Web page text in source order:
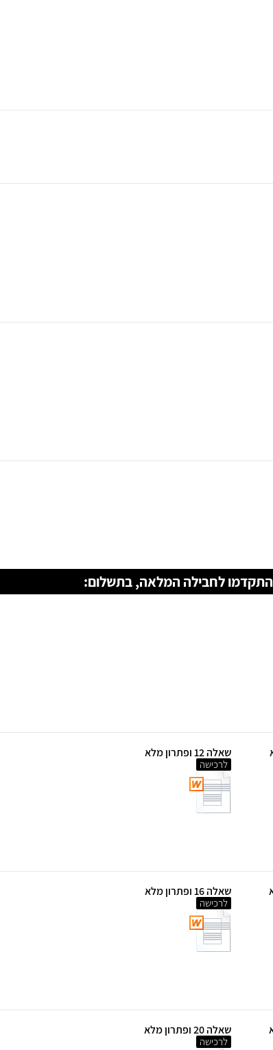
התקדמו לחבילה המלאה, בתשלום:
שאלה 12 ופתרון מלא
לרכישה
שאלה 16 ופתרון מלא
לרכישה
שאלה 20 ופתרון מלא
לרכישה